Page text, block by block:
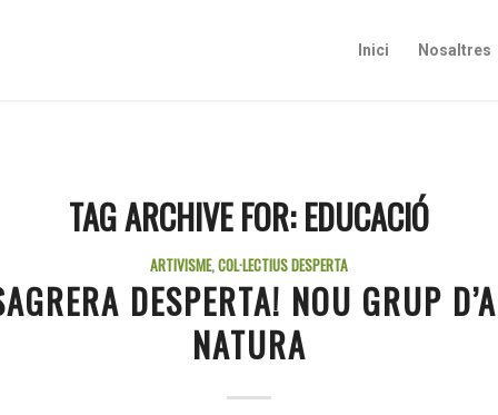
Inici Nosaltres
TAG ARCHIVE FOR:EDUCACIÓ
ARTIVISME,COL·LECTIUS DESPERTA
DESPERTA! NOU GRUP
NATURA